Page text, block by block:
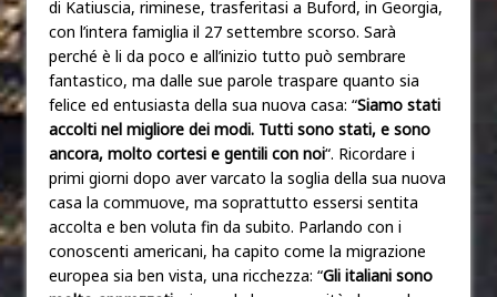
di Katiuscia, riminese, trasferitasi a Buford, in Georgia,
con l’intera famiglia il 27 settembre scorso. Sarà
perché è li da poco e all’inizio tutto può sembrare
fantastico, ma dalle sue parole traspare quanto sia
felice ed entusiasta della sua nuova casa: “Siamo stati
accolti nel migliore dei modi. Tutti sono stati, e sono
ancora, molto cortesi e gentili con noi“. Ricordare i
primi giorni dopo aver varcato la soglia della sua nuova
casa la commuove, ma soprattutto essersi sentita
accolta e ben voluta fin da subito. Parlando con i
conoscenti americani, ha capito come la migrazione
europea sia ben vista, una ricchezza: “Gli italiani sono